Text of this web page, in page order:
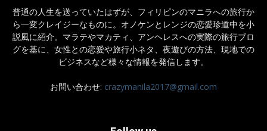
普通の人生を送っていたはずが、フィリピンのマニラへの旅行か
ら一変クレイジーなものに。オノケンとレンジの恋愛珍道中を小
説風に紹介。マラテやマカティ、アンヘレスへの実際の旅行ブロ
グを基に、女性との恋愛や旅行小ネタ、夜遊びの方法、現地での
ビジネスなど様々な情報を発信します。
お問い合わせ: crazymanila2017@gmail.com